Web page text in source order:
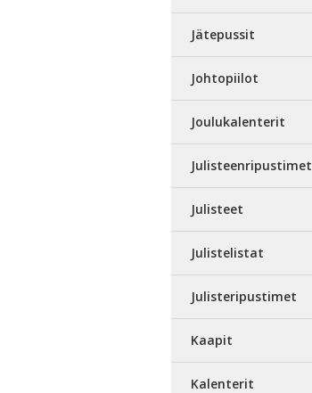
Jätepussit
Johtopiilot
Joulukalenterit
Julisteenripustimet
Julisteet
Julistelistat
Julisteripustimet
Kaapit
Kalenterit